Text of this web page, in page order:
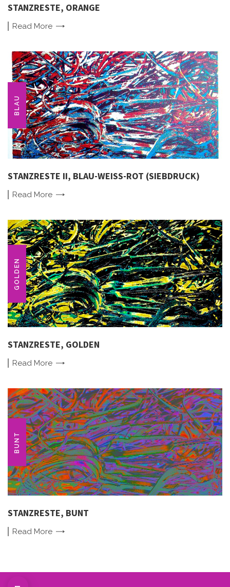
STANZRESTE, ORANGE
Read More
BLAU
STANZRESTE II, BLAU-WEISS-ROT (SIEBDRUCK)
Read More
GOLDEN
STANZRESTE, GOLDEN
Read More
BUNT
STANZRESTE, BUNT
Read More